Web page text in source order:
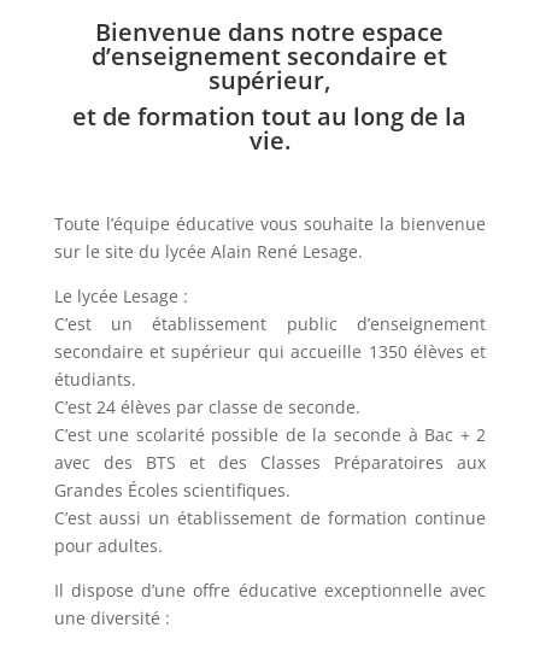
Bienvenue dans notre espace
d’enseignement secondaire et
supérieur,
et de formation tout au long de la
vie.
Toute l’équipe éducative vous souhaite la bienvenue
sur le site du lycée Alain René Lesage.
Le lycée Lesage :
C’est un établissement public d’enseignement
secondaire et supérieur qui accueille 1350 élèves et
étudiants.
C’est 24 élèves par classe de seconde.
C’est une scolarité possible de la seconde à Bac + 2
avec des BTS et des Classes Préparatoires aux
Grandes Écoles scientifiques.
C’est aussi un établissement de formation continue
pour adultes.
Il dispose d’une offre éducative exceptionnelle avec
une diversité :